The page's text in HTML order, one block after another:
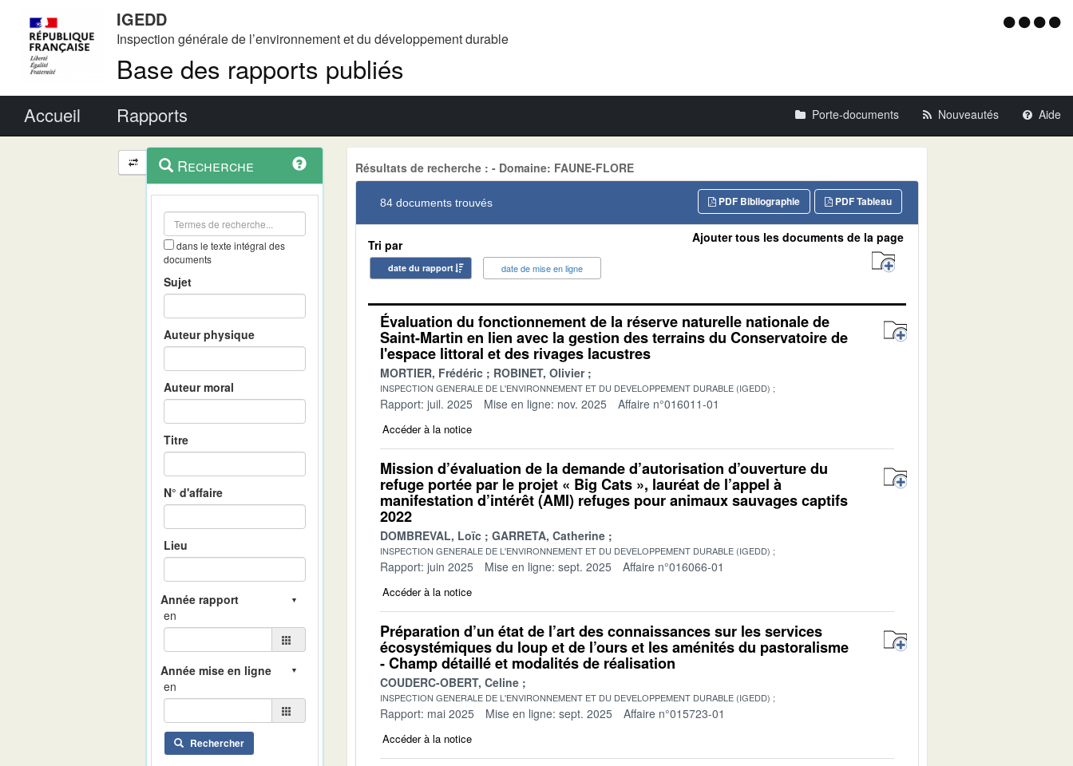
IGEDD
Inspection générale de l’environnement et du développement durable
Base des rapports publiés
Menu
Accueil Rapports Porte-documents Nouveautés Aide
Navigation
et
outils
contextuel
Recherche
dans le texte intégral des
documents
Sujet
Auteur physique
Auteur moral
Titre
N° d'affaire
Lieu
en
en
Rechercher
Résultats de recherche : - Domaine: FAUNE-FLORE
84 documents trouvés PDF Tableau
PDF Bibliographie
Tri par
date du rapport date de mise en ligne
Ajouter tous les documents de la page
Évaluation du fonctionnement de la réserve naturelle nationale de
Saint-Martin en lien avec la gestion des terrains du Conservatoire de
l'espace littoral et des rivages lacustres
MORTIER, Frédéric ROBINET, Olivier
INSPECTION GENERALE DE L'ENVIRONNEMENT ET DU DEVELOPPEMENT DURABLE (IGEDD)
Rapport: juil. 2025 Mise en ligne: nov. 2025 Affaire n°016011-01
Accéder à la notice
Mission d’évaluation de la demande d’autorisation d’ouverture du
refuge portée par le projet « Big Cats », lauréat de l’appel à
manifestation d’intérêt (AMI) refuges pour animaux sauvages captifs
2022
DOMBREVAL, Loïc GARRETA, Catherine
INSPECTION GENERALE DE L'ENVIRONNEMENT ET DU DEVELOPPEMENT DURABLE (IGEDD)
Rapport: juin 2025 Mise en ligne: sept. 2025 Affaire n°016066-01
Accéder à la notice
Préparation d’un état de l’art des connaissances sur les services
écosystémiques du loup et de l’ours et les aménités du pastoralisme
- Champ détaillé et modalités de réalisation
COUDERC-OBERT, Celine
INSPECTION GENERALE DE L'ENVIRONNEMENT ET DU DEVELOPPEMENT DURABLE (IGEDD)
Rapport: mai 2025 Mise en ligne: sept. 2025 Affaire n°015723-01
Accéder à la notice